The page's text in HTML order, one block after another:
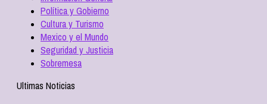
Política y Gobierno
Cultura y Turismo
Mexico y el Mundo
Seguridad y Justicia
Sobremesa
Ultimas Noticias